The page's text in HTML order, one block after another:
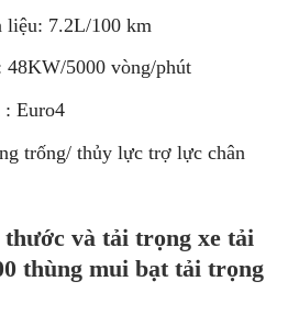
liệu: 7.2L/100 km
48KW/5000 vòng/phút
: Euro4
trống/ thủy lực trợ lực chân
và tải trọng xe tải
thùng mui bạt tải trọng